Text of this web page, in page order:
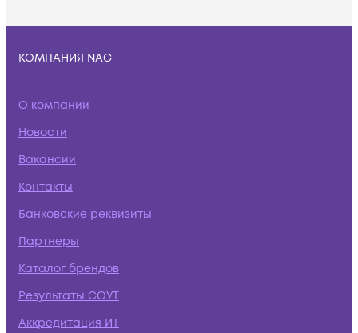
КОМПАНИЯ NAG
О компании
Новости
Вакансии
Контакты
Банковские реквизиты
Партнеры
Каталог брендов
Результаты СОУТ
Аккредитация ИТ